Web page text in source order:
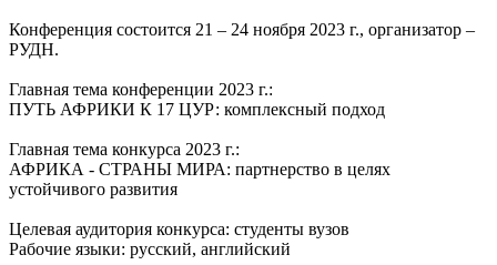
Конференция состоится 21 – 24 ноября 2023 г., организатор –
РУДН.
Главная тема конференции 2023 г.:
ПУТЬ АФРИКИ К 17 ЦУР: комплексный подход
Главная тема конкурса 2023 г.:
АФРИКА - СТРАНЫ МИРА: партнерство в целях
устойчивого развития
Целевая аудитория конкурса: студенты вузов
Рабочие языки: русский, английский